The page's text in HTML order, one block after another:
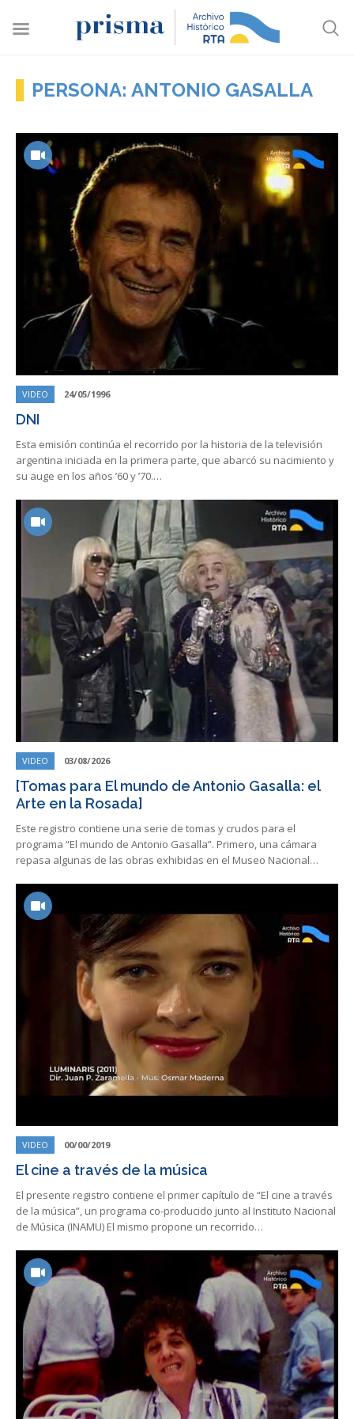
PERSONA: ANTONIO GASALLA
VIDEO 24/05/1996
DNI
Esta emisión continúa el recorrido por la historia de la televisión
argentina iniciada en la primera parte, que abarcó su nacimiento y
su auge en los años ’60 y ’70.…
VIDEO 03/08/2026
[Tomas para El mundo de Antonio Gasalla: el
Arte en la Rosada]
Este registro contiene una serie de tomas y crudos para el
programa “El mundo de Antonio Gasalla”. Primero, una cámara
repasa algunas de las obras exhibidas en el Museo Nacional…
VIDEO 00/00/2019
El cine a través de la música
El presente registro contiene el primer capítulo de “El cine a través
de la música”, un programa co-producido junto al Instituto Nacional
de Música (INAMU) El mismo propone un recorrido…